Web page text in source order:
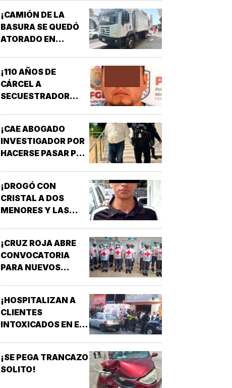
¡CAMIÓN DE LA
BASURA SE QUEDÓ
ATORADO EN
¡110 AÑOS DE
CÁRCEL A
SECUESTRADOR
¡CAE ABOGADO
INVESTIGADOR POR
HACERSE PASAR POR
¡DROGÓ CON
CRISTAL A DOS
MENORES Y LAS
¡CRUZ ROJA ABRE
CONVOCATORIA
PARA NUEVOS
URGENCIAS
MÉDICAS!
¡HOSPITALIZAN A
CLIENTES
INTOXICADOS EN EL
¡SE PEGA TRANCAZO
SOLITO!